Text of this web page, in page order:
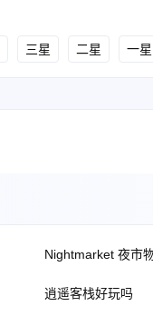
三星 二星 一星
Nightmarket 夜市
逍遥客栈好玩吗